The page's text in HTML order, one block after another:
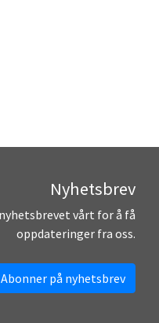
Nyhetsbrev
vårt for å få
oppdateringer fra oss.
Abonner på nyhetsbrev